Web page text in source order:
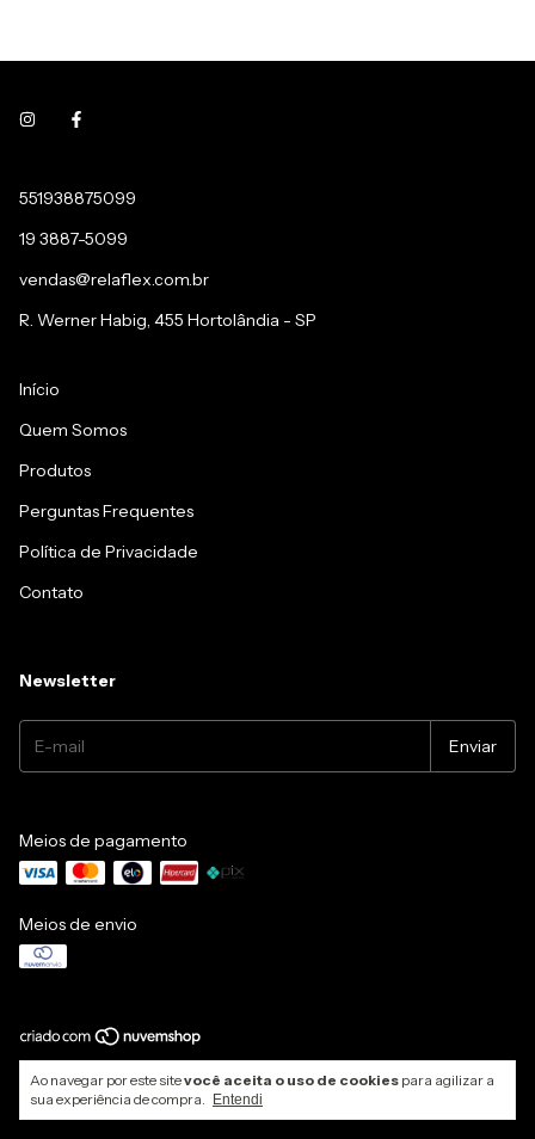
Ao navegar por este sitevocê aceita o uso de cookies para agilizar a
sua experiência de compra.
Entendi
551938875099
19 3887-5099
vendas@relaflex.com.br
R. Werner Habig, 455 Hortolândia - SP
Início
Quem Somos
Produtos
Perguntas Frequentes
Política de Privacidade
Contato
Newsletter
Meios de pagamento
Meios de envio
Copyright Relaflex - Fábrica de Colchões - 28247277000132 - 2026. Todos os
direitos reservados.